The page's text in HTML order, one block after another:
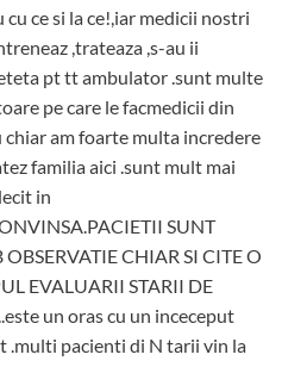
cu ce si la ce!,iar medicii nostri
,trateaza ,s-au ii
pt tt ambulator .sunt multe
pe care le facmedicii din
chiar am foarte multa incredere
familia aici .sunt mult mai
in
SUNT
CHIAR SI CITE O
EVALUARII STARII DE
un oras cu un inceceput
.multi pacienti di N tarii vin la